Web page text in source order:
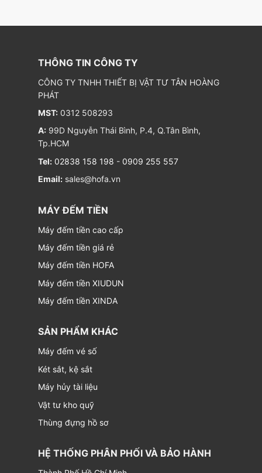
THÔNG TIN CÔNG TY
CÔNG TY TNHH THIẾT BỊ VẬT TƯ TÂN HOÀNG
PHÁT
MST: 0312 508293
A: 99D Nguyễn Thái Bình, P.4, Q.Tân Bình,
Tp.HCM
Tel: 02838 158 198 - 0909 255 557
Email: sales@hofa.vn
MÁY ĐẾM TIỀN
Máy đếm tiền cao cấp
Máy đếm tiền giá rẻ
Máy đếm tiền HOFA
Máy đếm tiền XIUDUN
Máy đếm tiền XINDA
SẢN PHẨM KHÁC
Máy đếm vé số
Két sắt, kệ sắt
Máy hủy tài liệu
Vật tư kho quỹ
Thùng đựng hồ sơ
HỆ THỐNG PHÂN PHỐI VÀ BẢO HÀNH